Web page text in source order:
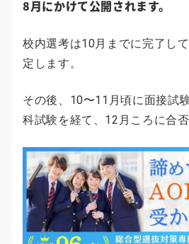
8月にかけて公開されます。
校内選考は10月までに完了し
定します。
その後、10〜11月頃に面接試
科試験を経て、12月ころに合否